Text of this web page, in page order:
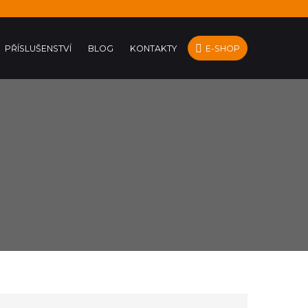
PŘÍSLUŠENSTVÍ BLOG KONTAKTY E-SHOP